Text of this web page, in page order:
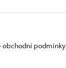
obchodní podmínky